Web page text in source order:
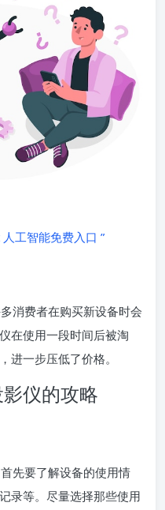
工智能免费入口 ”
消费者在购买新设备时会
在使用一段时间后被淘
进一步压低了价格。
仪的攻略
先要了解设备的使用情
录等。尽量选择那些使用